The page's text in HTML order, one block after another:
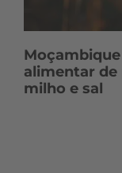
alimentar de
milho e sal